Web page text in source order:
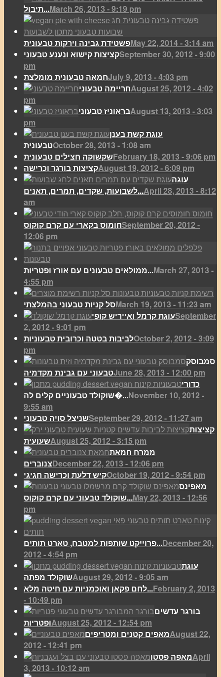
תיבול...March 26, 2013 - 9:19 pm
פשטידת גבינה וירקות טבעוניתMay 22, 2014 - 3:14 am
קציצות קישוא ונענע טבעוניSeptember 30, 2012 - 9:00
pm
חמאה טבעונית מומלצתJuly 9, 2013 - 4:03 pm
חריימה טבעוניAugust 25, 2012 - 4:02
pm
בראוניז טבעוניAugust 13, 2013 - 3:03
pm
עוגת קשת בענן
טבעוניתOctober 28, 2013 - 1:08 am
שקשוקה חצילים טבעוניתFebruary 18, 2013 - 9:06 pm
קציצות בורגר וכרישהAugust 19, 2012 - 6:09 pm
עוגה
לשבועות, שקדים, תמרים, תאנים...April 28, 2013 - 8:12
am
חומוס בקארי עם קרם קוקוסSeptember 20, 2012 -
12:06 pm
ממולאים טבעונים עם אורז ופטריות...March 27, 2013 -
4:55 pm
סל קניות טבעוני בהמלצתיMarch 19, 2013 - 11:23 am
עוגת קרמל ואייריש קופיSeptember
2, 2012 - 9:01 pm
לביבות בטטה וכרובית טבעוניותOctober 2, 2012 - 3:09
pm
סמבוסק
טבעוני עם גבינת מקדמיהJune 28, 2013 - 12:00 pm
כדורי
שוקולד טבעוניים קלים לה�...November 10, 2012 -
9:55 am
שניצל סויה טבעוניSeptember 29, 2012 - 11:27 am
קציצות
שעועיתAugust 25, 2012 - 3:15 pm
ממרח חמאת
צנובריםDecember 22, 2013 - 12:06 pm
קיש דלעת וכרישה חגיגיOctober 19, 2012 - 9:54 pm
מאפינס
שוקולד טבעוני עם קרם קוקוס...May 22, 2013 - 12:56
pm
פרוייקט שותפות למטבח, טארט תותים...December 20,
2012 - 4:54 pm
עוגת
שוקולד מפתהAugust 29, 2012 - 9:05 am
לחם פקאן ואוכמניות עם חיטה מלא...February 2, 2013
- 10:49 pm
בורגר עדשים
ופטריותAugust 25, 2012 - 12:54 pm
מאפים קטנים ומטריפיםAugust 22,
2012 - 12:41 pm
מאפה פסטוApril
3, 2013 - 10:12 am